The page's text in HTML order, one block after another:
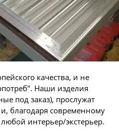
качества, и не
Наши изделия
под заказ), прослужат
благодаря современному
интерьер/экстерьер.